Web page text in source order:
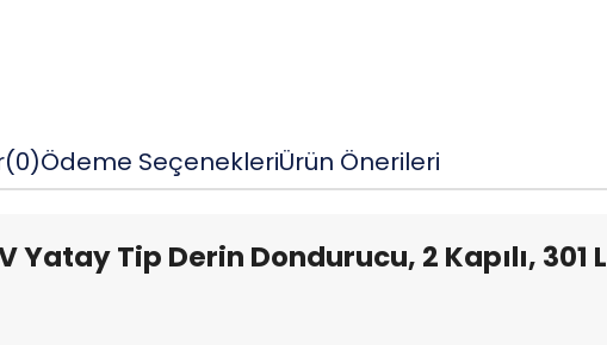
(0)Ödeme SeçenekleriÜrün Önerileri
Yatay Tip Derin Dondurucu, 2 Kapılı, 301 L